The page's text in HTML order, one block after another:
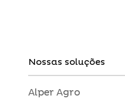
Nossas soluções
Alper Agro